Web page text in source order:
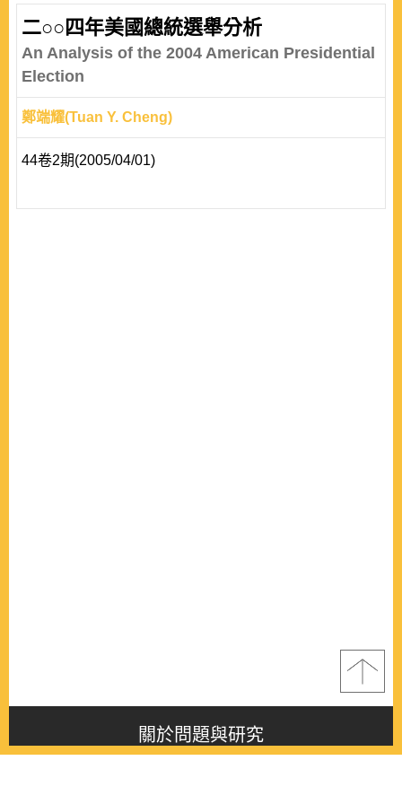
二○○四年美國總統選舉分析
An Analysis of the 2004 American Presidential
Election
鄭端耀(Tuan Y. Cheng)
44卷2期(2005/04/01)
關於問題與研究
About this journal